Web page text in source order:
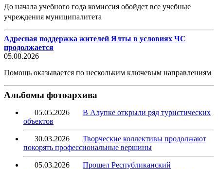
До начала учебного года комиссия обойдет все учебные
учреждения муниципалитета
Адресная поддержка жителей Ялты в условиях ЧС
продолжается
05.08.2026
Помощь оказывается по нескольким ключевым направлениям
Альбомы фотоархива
05.05.2026
В Алупке открыли ряд туристических
объектов
30.03.2026
Творческие коллективы продолжают
покорять профессиональные вершины
05.03.2026
Прошел Республиканский